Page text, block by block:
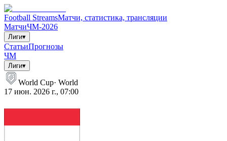
Football StreamsМатчи, статистика, трансляции
МатчиЧМ-2026
Лиги▾
СтатьиПрогнозы
ЧМ
Лиги▾
World Cup· World
17 июн. 2026 г., 07:00